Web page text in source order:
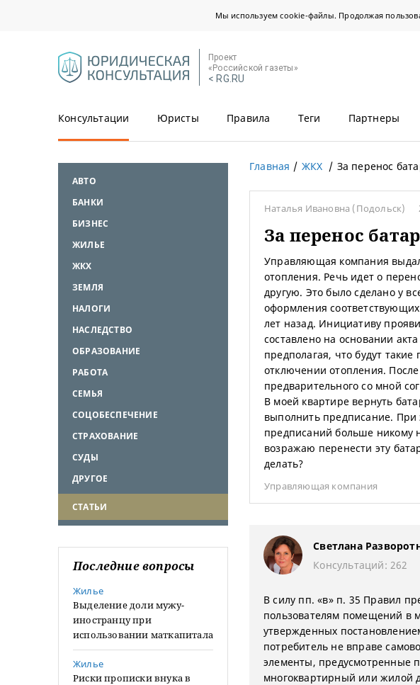
Мы используем cookie-файлы. Продолжая
Проект
«Российской газеты»
< RG.RU
Консультации Юристы Правила Теги Партнеры
АВТО
БАНКИ
БИЗНЕС
ЖИЛЬЕ
ЖКХ
ЗЕМЛЯ
НАЛОГИ
НАСЛЕДСТВО
ОБРАЗОВАНИЕ
РАБОТА
СЕМЬЯ
СОЦОБЕСПЕЧЕНИЕ
СТРАХОВАНИЕ
СУДЫ
ДРУГОЕ
СТАТЬИ
Последние вопросы
Жилье
Выделение доли мужу-
иностранцу при
использовании маткапитала
Жилье
Риски прописки внука в
Главная ЖКХ За перенос
Наталья Ивановна (Подольск)
За перенос
Управляющая компания
отопления. Речь идет о
другую. Это было сделано у
оформления
лет назад. Инициативу
составлено на основании
предполагая, что будут
отключении отопления.
предварительного со мной
В моей квартире вернуть
выполнить предписание. При
предписаний больше никому
возражаю перенести эту
делать?
Управляющая компания
Светлана
Консультаций: 262
В силу пп. «в» п. 35 Правил
пользователям помещений в
утвержденных
потребитель не вправе
элементы, предусмотренные
многоквартирный или жилой